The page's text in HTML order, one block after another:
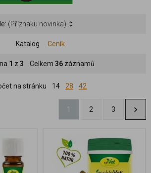
(Příznaku novinka)
Katalog Ceník
1 z 3 Celkem 36záznamů
na stránku 14 28 42
1 2 3